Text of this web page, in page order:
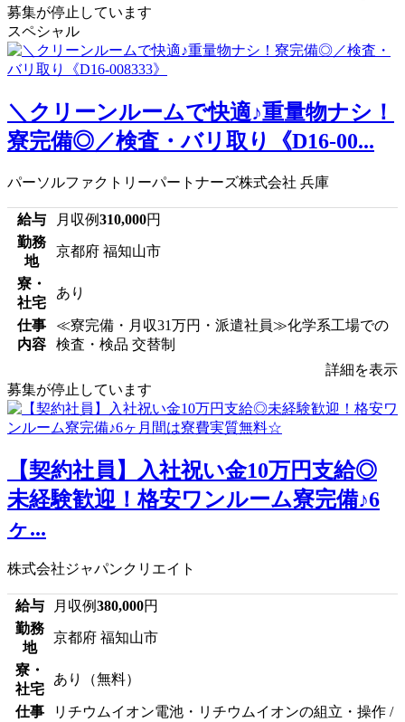
募集が停止しています
スペシャル
＼クリーンルームで快適♪重量物ナシ！
寮完備◎／検査・バリ取り《D16-00...
パーソルファクトリーパートナーズ株式会社 兵庫
給与 月収例310,000円
勤務
地
京都府 福知山市
寮・
社宅
あり
仕事
内容
≪寮完備・月収31万円・派遣社員≫化学系工場での
検査・検品 交替制
詳細を表示
募集が停止しています
【契約社員】入社祝い金10万円支給◎
未経験歓迎！格安ワンルーム寮完備♪6
ヶ...
株式会社ジャパンクリエイト
給与 月収例380,000円
勤務
地
京都府 福知山市
寮・
社宅
あり（無料）
仕事
リチウムイオン電池・リチウムイオンの組立・操作 /